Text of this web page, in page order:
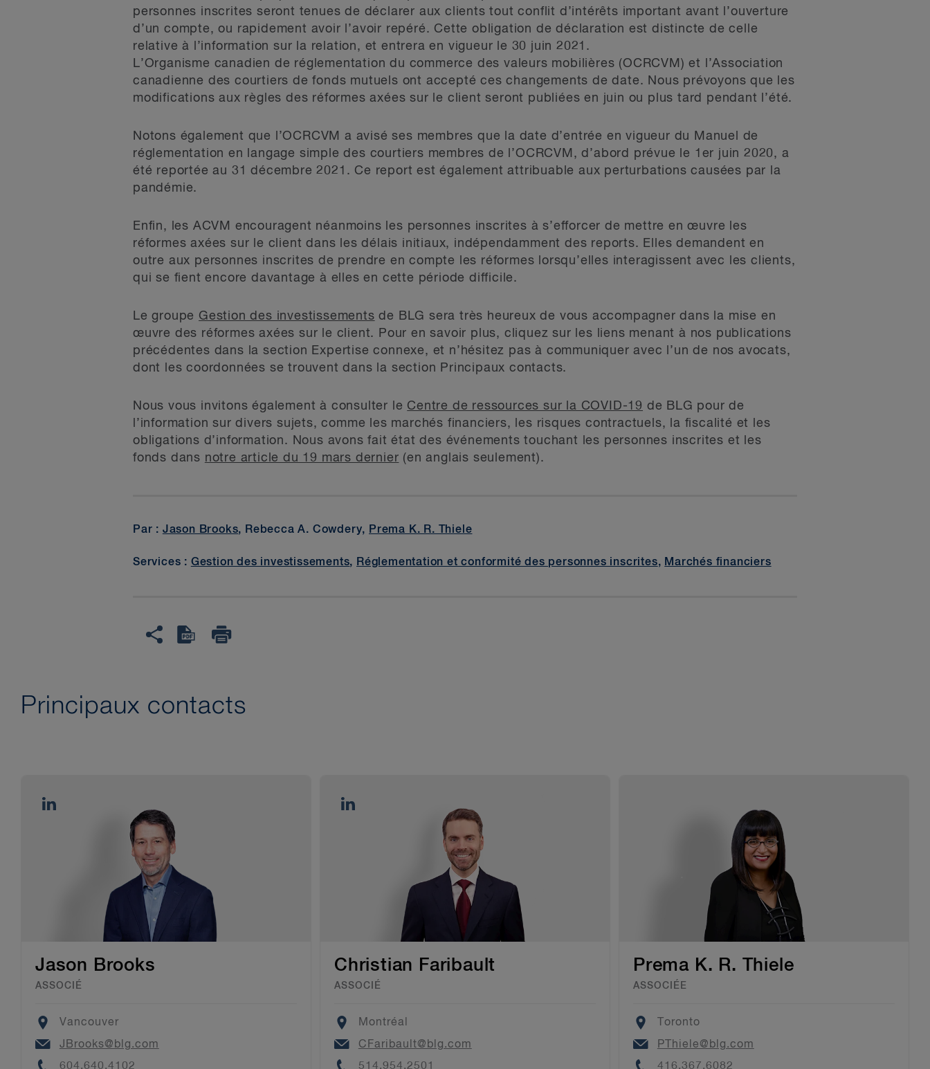
personnes inscrites seront tenues de déclarer aux clients tout conflit d’intérêts important avant l’ouverture
d’un compte, ou rapidement avoir l’avoir repéré. Cette obligation de déclaration est distincte de celle
relative à l’information sur la relation, et entrera en vigueur le 30 juin 2021.
L’Organisme canadien de réglementation du commerce des valeurs mobilières (OCRCVM) et l’Association
canadienne des courtiers de fonds mutuels ont accepté ces changements de date. Nous prévoyons que les
modifications aux règles des réformes axées sur le client seront publiées en juin ou plus tard pendant l’été.
Notons également que l’OCRCVM a avisé ses membres que la date d’entrée en vigueur du Manuel de
réglementation en langage simple des courtiers membres de l’OCRCVM, d’abord prévue le 1er juin 2020, a
été reportée au 31 décembre 2021. Ce report est également attribuable aux perturbations causées par la
pandémie.
Enfin, les ACVM encouragent néanmoins les personnes inscrites à s’efforcer de mettre en œuvre les
réformes axées sur le client dans les délais initiaux, indépendamment des reports. Elles demandent en
outre aux personnes inscrites de prendre en compte les réformes lorsqu’elles interagissent avec les clients,
qui se fient encore davantage à elles en cette période difficile.
Le groupe Gestion des investissements de BLG sera très heureux de vous accompagner dans la mise en
œuvre des réformes axées sur le client. Pour en savoir plus, cliquez sur les liens menant à nos publications
précédentes dans la section Expertise connexe, et n’hésitez pas à communiquer avec l’un de nos avocats,
dont les coordonnées se trouvent dans la section Principaux contacts.
Nous vous invitons également à consulter le Centre de ressources sur la COVID-19 de BLG pour de
l’information sur divers sujets, comme les marchés financiers, les risques contractuels, la fiscalité et les
obligations d’information. Nous avons fait état des événements touchant les personnes inscrites et les
fonds dans notre article du 19 mars dernier (en anglais seulement).
Par : Jason Brooks, Rebecca A. Cowdery, Prema K. R. Thiele
Services : Gestion des investissements, Réglementation et conformité des personnes inscrites, Marchés financiers
Principaux contacts
Jason Brooks
ASSOCIÉ
Location
Vancouver
Email
JBrooks@blg.com
Phone
604.640.4102
Christian Faribault
ASSOCIÉ
Location
Montréal
Email
CFaribault@blg.com
Phone
514.954.2501
Prema K. R. Thiele
ASSOCIÉE
Location
Toronto
Email
PThiele@blg.com
Phone
416.367.6082